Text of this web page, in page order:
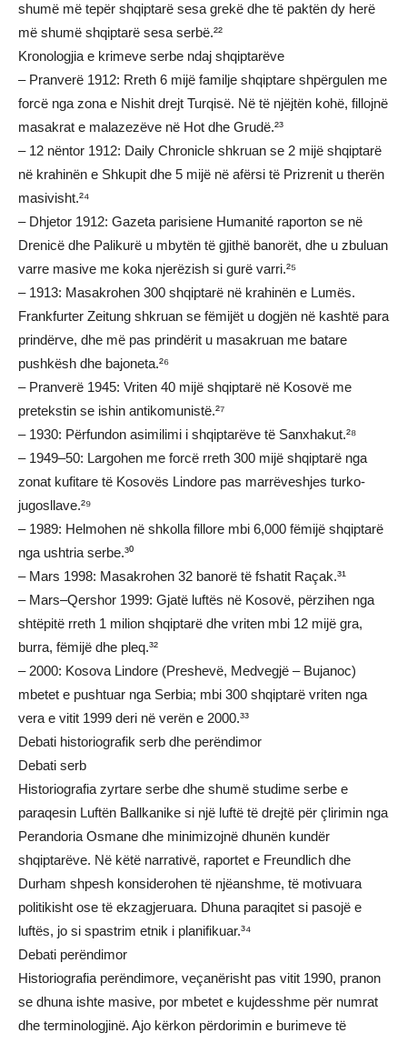
shumë më tepër shqiptarë sesa grekë dhe të paktën dy herë
më shumë shqiptarë sesa serbë.²²
Kronologjia e krimeve serbe ndaj shqiptarëve
– Pranverë 1912: Rreth 6 mijë familje shqiptare shpërgulen me
forcë nga zona e Nishit drejt Turqisë. Në të njëjtën kohë, fillojnë
masakrat e malazezëve në Hot dhe Grudë.²³
– 12 nëntor 1912: Daily Chronicle shkruan se 2 mijë shqiptarë
në krahinën e Shkupit dhe 5 mijë në afërsi të Prizrenit u therën
masivisht.²⁴
– Dhjetor 1912: Gazeta parisiene Humanité raporton se në
Drenicë dhe Palikurë u mbytën të gjithë banorët, dhe u zbuluan
varre masive me koka njerëzish si gurë varri.²⁵
– 1913: Masakrohen 300 shqiptarë në krahinën e Lumës.
Frankfurter Zeitung shkruan se fëmijët u dogjën në kashtë para
prindërve, dhe më pas prindërit u masakruan me batare
pushkësh dhe bajoneta.²⁶
– Pranverë 1945: Vriten 40 mijë shqiptarë në Kosovë me
pretekstin se ishin antikomunistë.²⁷
– 1930: Përfundon asimilimi i shqiptarëve të Sanxhakut.²⁸
– 1949–50: Largohen me forcë rreth 300 mijë shqiptarë nga
zonat kufitare të Kosovës Lindore pas marrëveshjes turko-
jugosllave.²⁹
– 1989: Helmohen në shkolla fillore mbi 6,000 fëmijë shqiptarë
nga ushtria serbe.³⁰
– Mars 1998: Masakrohen 32 banorë të fshatit Raçak.³¹
– Mars–Qershor 1999: Gjatë luftës në Kosovë, përzihen nga
shtëpitë rreth 1 milion shqiptarë dhe vriten mbi 12 mijë gra,
burra, fëmijë dhe pleq.³²
– 2000: Kosova Lindore (Preshevë, Medvegjë – Bujanoc)
mbetet e pushtuar nga Serbia; mbi 300 shqiptarë vriten nga
vera e vitit 1999 deri në verën e 2000.³³
Debati historiografik serb dhe perëndimor
Debati serb
Historiografia zyrtare serbe dhe shumë studime serbe e
paraqesin Luftën Ballkanike si një luftë të drejtë për çlirimin nga
Perandoria Osmane dhe minimizojnë dhunën kundër
shqiptarëve. Në këtë narrativë, raportet e Freundlich dhe
Durham shpesh konsiderohen të njëanshme, të motivuara
politikisht ose të ekzagjeruara. Dhuna paraqitet si pasojë e
luftës, jo si spastrim etnik i planifikuar.³⁴
Debati perëndimor
Historiografia perëndimore, veçanërisht pas vitit 1990, pranon
se dhuna ishte masive, por mbetet e kujdesshme për numrat
dhe terminologjinë. Ajo kërkon përdorimin e burimeve të